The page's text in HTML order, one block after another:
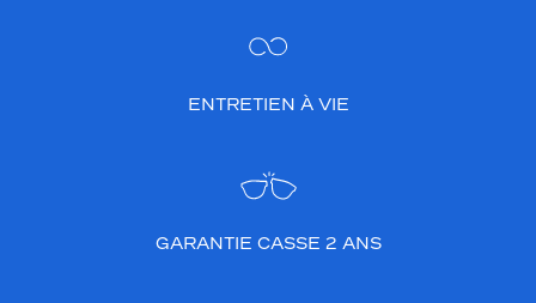
ENTRETIEN À VIE
GARANTIE CASSE 2 ANS